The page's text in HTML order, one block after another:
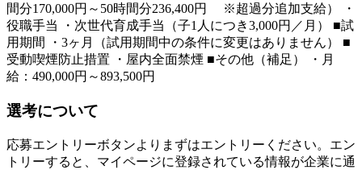
間分170,000円～50時間分236,400円 ※超過分追加支給） ・
役職手当 ・次世代育成手当（子1人につき3,000円／月） ■試
用期間 ・3ヶ月（試用期間中の条件に変更はありません） ■
受動喫煙防止措置 ・屋内全面禁煙 ■その他（補足） ・月
給：490,000円～893,500円
選考について
応募エントリーボタンよりまずはエントリーください。エン
トリーすると、マイページに登録されている情報が企業に通